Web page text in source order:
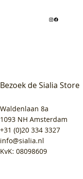
Bezoek de Sialia Store
Waldenlaan 8a
1093 NH Amsterdam
+31 (0)20 334 3327
info@sialia.nl
KvK: 08098609